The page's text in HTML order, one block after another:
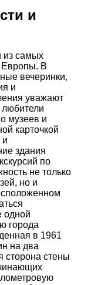
и
из самых
Европы. В
вечеринки,
и
уважают
любители
музеев и
карточкой
и
здания
по
не только
но и
одной
города
в 1961
на два
сторона стены